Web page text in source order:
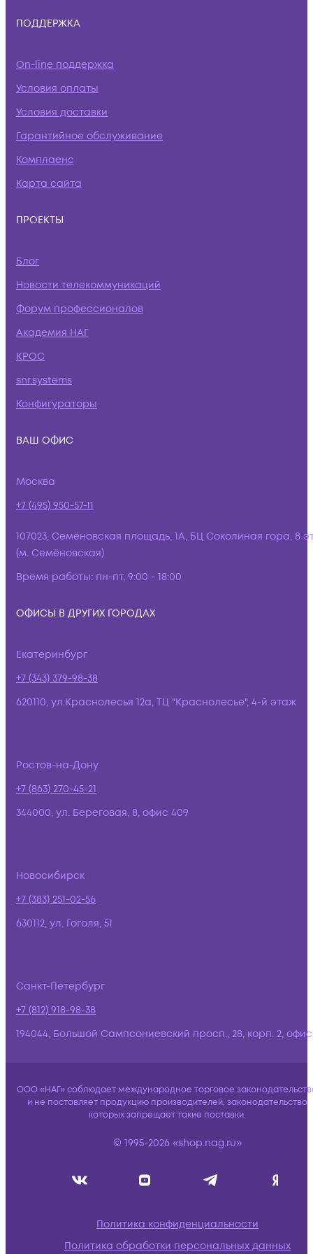
ПОДДЕРЖКА
On-line поддержка
Условия оплаты
Условия доставки
Гарантийное обслуживание
Комплаенс
Карта сайта
ПРОЕКТЫ
Блог
Новости телекоммуникаций
Форум профессионалов
Академия НАГ
КРОС
snr.systems
Конфигураторы
ВАШ ОФИС
Москва
+7 (495) 950-57-11
107023, Семёновская площадь, 1А, БЦ Соколиная гора, 8
(м. Семёновская)
Время работы: пн-пт, 9:00 - 18:00
ОФИСЫ В ДРУГИХ ГОРОДАХ
Екатеринбург
+7 (343) 379-98-38
620110, ул.Краснолесья 12а, ТЦ "Краснолесье", 4-й этаж
Ростов-на-Дону
+7 (863) 270-45-21
344000, ул. Береговая, 8, офис 409
Новосибирск
+7 (383) 251-02-56
630112, ул. Гоголя, 51
Санкт-Петербург
+7 (812) 918-98-38
194044, Большой Сампсониевский просп., 28, корп. 2,
ООО «НАГ» соблюдает международное торговое
и не поставляет продукцию производителей, законодательство
которых запрещает такие поставки.
© 1995-2026 «shop.nag.ru»
Политика конфиденциальности
Политика обработки персональных данных